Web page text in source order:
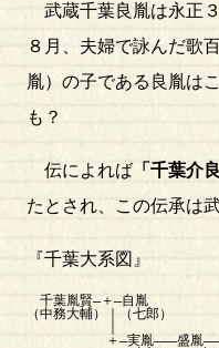
武蔵千葉良胤は永正
８月、夫婦で詠んだ歌
胤）の子である良胤は
も？
伝によれば 「千葉介
たとされ、この伝承は
『千葉大系図』
千葉胤賢―＋―自胤
（中務大輔）｜（七郎）
＋―実胤―――盛胤―――